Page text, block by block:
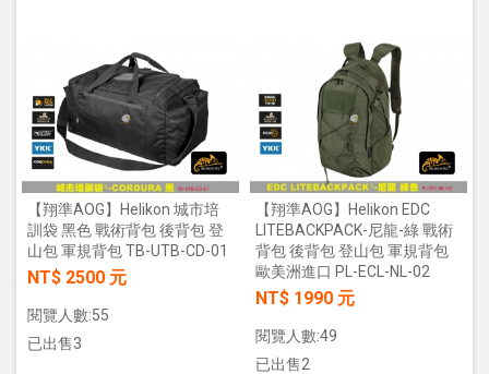
【翔準AOG】Helikon 城市培
訓袋 黑色 戰術背包 後背包 登
山包 軍規背包 TB-UTB-CD-01
NT$ 2500 元
閱覽人數:55
已出售3
【翔準AOG】Helikon EDC
LITEBACKPACK-尼龍-綠 戰術
背包 後背包 登山包 軍規背包
歐美洲進口 PL-ECL-NL-02
NT$ 1990 元
閱覽人數:49
已出售2